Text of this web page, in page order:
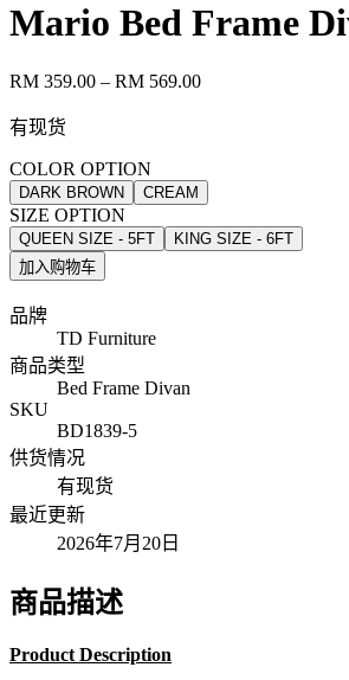
Mario Bed Frame
RM 359.00 – RM 569.00
有现货
COLOR OPTION
DARK BROWN CREAM
SIZE OPTION
QUEEN SIZE - 5FT
KING SIZE - 6FT
加入购物车
品牌
TD Furniture
商品类型
Bed Frame Divan
SKU
BD1839-5
供货情况
有现货
最近更新
2026年7月20日
商品描述
Product Description